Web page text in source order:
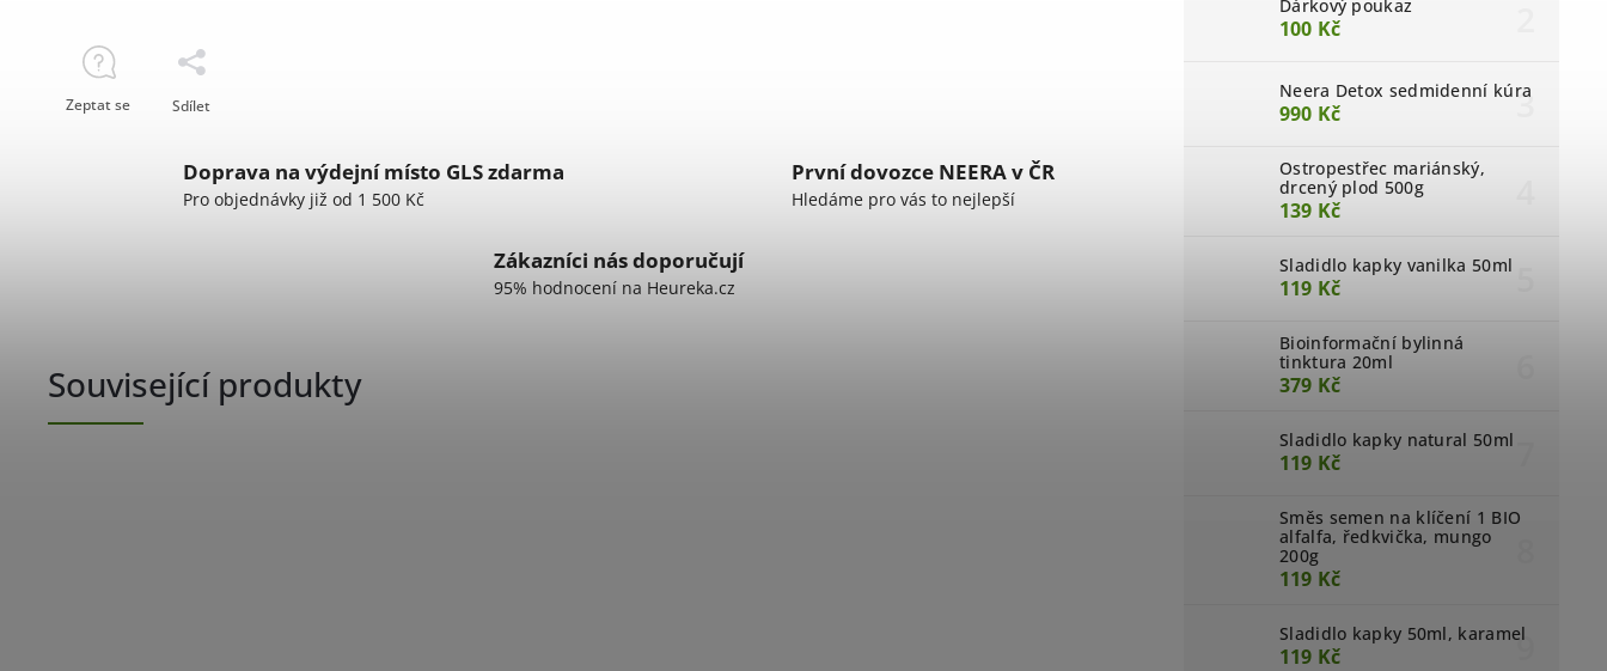
Dárkový poukaz
100 Kč
Neera Detox sedmidenní kúra
990 Kč
Ostropestřec mariánský,
drcený plod 500g
139 Kč
Sladidlo kapky vanilka 50ml
119 Kč
Bioinformační bylinná
tinktura 20ml
379 Kč
Sladidlo kapky natural 50ml
119 Kč
Směs semen na klíčení 1 BIO
alfalfa, ředkvička, mungo
200g
119 Kč
Sladidlo kapky 50ml, karamel
119 Kč
Zeptat se Sdílet
Doprava na výdejní místo GLS zdarma
Pro objednávky již od 1 500 Kč
První dovozce NEERA v ČR
Hledáme pro vás to nejlepší
Zákazníci nás doporučují
95% hodnocení na Heureka.cz
Související produkty